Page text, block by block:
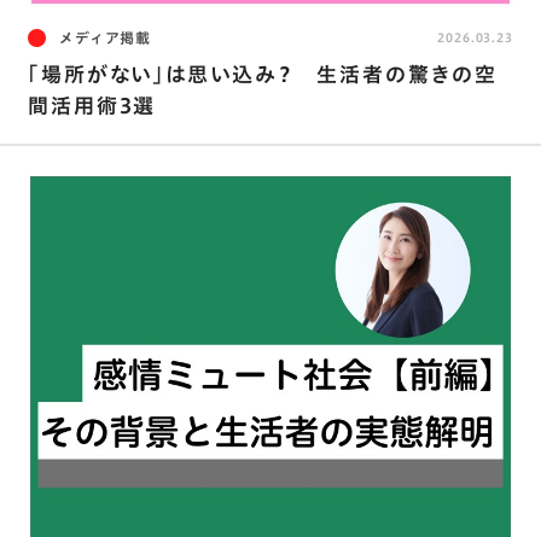
メディア掲載
｢場所がない｣は思い込み？ 生活者の驚きの空
間活用術3選
2026.03.23